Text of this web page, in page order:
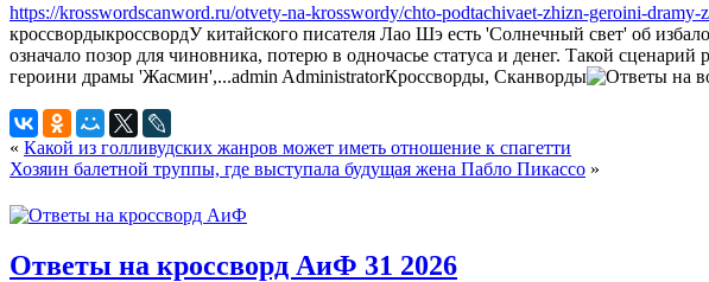
https://krosswordscanword.ru/otvety-na-krosswordy/chto-podtachivaet-zhizn-geroini-dramy-
кроссвордыкроссвордУ китайского писателя Лао Шэ есть 'Солнечный свет' об
означало позор для чиновника, потерю в одночасье статуса и денег. Такой
героини драмы 'Жасмин',...admin AdministratorКроссворды, Сканворды
« Какой из голливудских жанров может иметь отношение к спагетти
Хозяин балетной труппы, где выступала будущая жена Пабло Пикассо »
Ответы на кроссворд АиФ 31 2026